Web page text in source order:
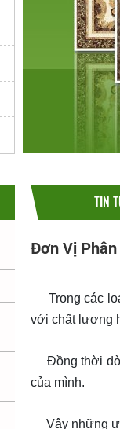
TIN
Đơn Vị Phân
Trong các
với chất lượng
Đồng thời
của mình.
Vậy những